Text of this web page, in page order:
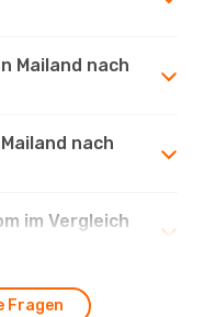
Mailand nach
nach
im Vergleich
Fragen